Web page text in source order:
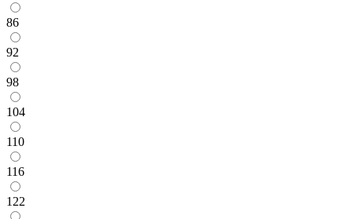
86
92
98
104
110
116
122